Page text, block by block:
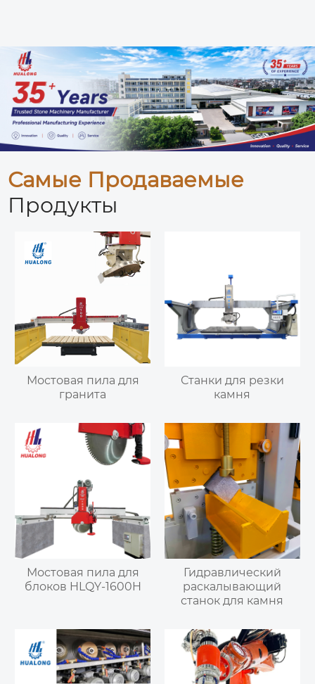
Самые Продаваемые
Продукты
Мостовая пила для
гранита
Станки для резки
камня
Мостовая пила для
блоков HLQY-1600H
Гидравлический
раскалывающий
станок для камня